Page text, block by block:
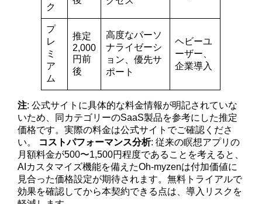
ク
プ
レ
ミ
ア
ム
推定
2,000
円前
後
高度なパーソ
ナライゼーシ
ョン、優先サ
ポート
ヘビーユ
ーザー、
企業導入
注: 公式サイトに具体的な料金情報が明記されていな
いため、同カテゴリーのSaaS製品を参考にした推定
価格です。実際の料金は公式サイトでご確認くださ
い。 コストパフォーマンス分析: 従来の瞑想アプリの
月額料金が500〜1,500円程度であることを考えると、
AIカスタマイズ機能を備えたOh-myzenは付加価値に
見合った価格設定が期待されます。無料トライアルで
効果を確認してから本契約できる点は、導入リスクを